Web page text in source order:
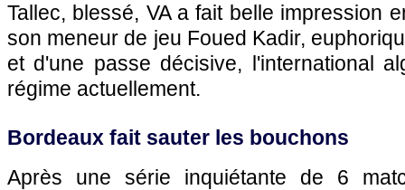
Tallec, blessé, VA a fait belle impression
son meneur de jeu Foued Kadir,
et d'une passe décisive, l'international
régime actuellement.
Bordeaux fait sauter les bouchons
Après une série inquiétante de 6